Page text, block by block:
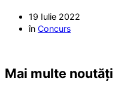
19 Iulie 2022
în Concurs
Mai multe noutăți